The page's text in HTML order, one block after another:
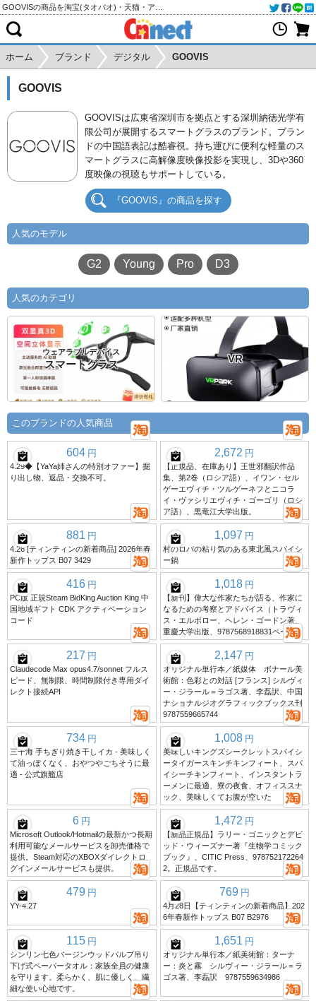
ホーム ブランド デジタル GOOVIS
GOOVIS
GOOVISは広東省深圳市を拠点とする深圳納徳光学有
限公司が展開するスマートグラスのブランド。ブラン
ドの中国語表記は酷睿視。持ち運びに便利な軽量のス
マートグラスに高解像度映像投影を実現し、3Dや360
度映像の視聴もサポートしている。
『GOOVIS』の商品を探す
人気のモデル
G2 Young Pro D3
人気のカテゴリ
ウェアラブルデバイス
スマートグラス VR
このブランドの人気商品
604 円
4.29◆【YaYa姉さんの特別オファー】掘
り出し物、返品・交換不可。
2,672 円
【正規品、在庫あり】王世邪翻訳作品
集、第2巻（ロシア語）、イワン・セル
ゲーエヴィチ・ツルゲーネフとニコラ
イ・ヴァシリエヴィチ・ゴーゴリ（ロシ
ア語）、黒竜江大学出版。
881 円
4.26 [ティンティンの新着商品] 2026年春
新作トップス B07 3429
1,097 円
村のロバの粘り気のある東北風スパイシ
ー鍋
416 円
PC版 正規Steam BidKing Auction King 中
国地域ギフト CDK アクティベーション
コード
1,018 円
【新刊】偉大な作家たちが語る、作家に
なるための考察とアドバイス（トラヴィ
ス・エルボロー、ヘレン・ゴードン著、
重慶大学出版、9787568918831ページ）
217 円
Claudecode Max opus4.7/sonnet フルス
ピード、無制限、時間制限付き専用ダイ
レクト接続API
2,147 円
オリジナル単行本／紙媒体 ボナール美
術館：色彩との対話 [フランス] シルヴィ
ー・ジラール＝ラゴス著、李磊訳、中国
ナショナルジオグラフィックブックス刊
9787559665744
734 円
三千海 手ちぎり焼き干しイカ - 美味しく
て油っぽくなく、おやつやごちそうに最
適 - 公式旗艦店
1,008 円
美味しいキングズシークレットスパイシ
ータイガースキンチキンフィート、スパ
イシーチキンフィート、インスタントラ
ーメンに最適、寮の夜食、オフィススナ
ック、美味しくてお腹が空いた
6 円
Microsoft Outlook/Hotmailの最新かつ長期
利用可能なメールサービスを卸売価格で
提供。Steam対応のXBOXダイレクトロ
グインメールサービスも提供。
1,472 円
【新品正規品】ラリー・ゴニックとデビ
ッド・ウィーズナー著『生物学コミック
ブック』、CITIC Press、978752172264
2。正規品です。
479 円
YY-4.27
769 円
4月28日【ティンティンの新着商品】202
6年春新作トップス B07 B2976
115 円
シンリン七色バージンウッドパルプ吊り
下げ式ペーパータオル：家族全員の健康
を守ります。柔らかく、肌に優しく、繊
細な使い心地です。
1,651 円
オリジナル単行本／紙美術館：ターナ
ー：炎と霧 シルヴィー・ジラール＝ラ
ゴス著、李磊訳 9787559634986